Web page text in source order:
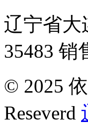
辽宁省大
35483 销
© 2025
Reseverd